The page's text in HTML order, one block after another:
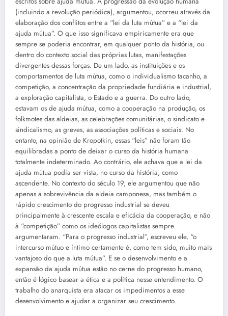
(incluindo a revolução periódica), argumentou, ocorreu através da
elaboração dos conflitos entre a “lei da luta mútua” e a “lei da
ajuda mútua”. O que isso significava empiricamente era que
sempre se poderia encontrar, em qualquer ponto da história, ou
dentro do contexto social das próprias lutas, manifestações
divergentes dessas forças. De um lado, as instituições e os
comportamentos de luta mútua, como o individualismo tacanho, a
competição, a concentração da propriedade fundiária e industrial,
a exploração capitalista, o Estado e a guerra. Do outro lado,
estavam os de ajuda mútua, como a cooperação na produção, os
folkmotes das aldeias, as celebrações comunitárias, o sindicato e
sindicalismo, as greves, as associações políticas e sociais. No
entanto, na opinião de Kropotkin, essas “leis” não foram tão
equilibradas a ponto de deixar o curso da história humana
totalmente indeterminado. Ao contrário, ele achava que a lei da
ajuda mútua podia ser vista, no curso da história, como
ascendente. No contexto do século 19, ele argumentou que não
apenas a sobrevivência da aldeia camponesa, mas também o
rápido crescimento do progresso industrial se deveu
principalmente à crescente escala e eficácia da cooperação, e não
à “competição” como os ideólogos capitalistas sempre
argumentaram. “Para o progresso industrial”, escreveu ele, “o
intercurso mútuo e íntimo certamente é, como tem sido, muito mais
vantajoso do que a luta mútua”. E se o desenvolvimento e a
expansão da ajuda mútua estão no cerne do progresso humano,
então é lógico basear a ética e a política nesse entendimento. O
trabalho do anarquista era atacar os impedimentos a esse
desenvolvimento e ajudar a organizar seu crescimento.